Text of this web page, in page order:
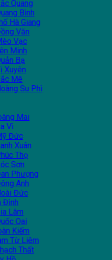
Quang
Bình
Hà Giang
Văn
Vạc
Minh
Bạ
Xuyên
Mê
Su Phì
Mai
Vì
Đức
Xuân
Thọ
Sơn
Phượng
Anh
Đức
Đình
Lâm
Oai
Kiếm
Từ Liêm
Thất